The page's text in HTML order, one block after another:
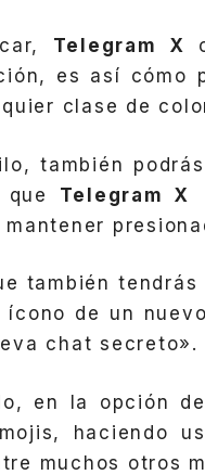
Telegram X
es así cómo
clase de
también
que Telegram X
mantener
también
ícono de un
chat secreto».
en la opción
haciendo
muchos otros